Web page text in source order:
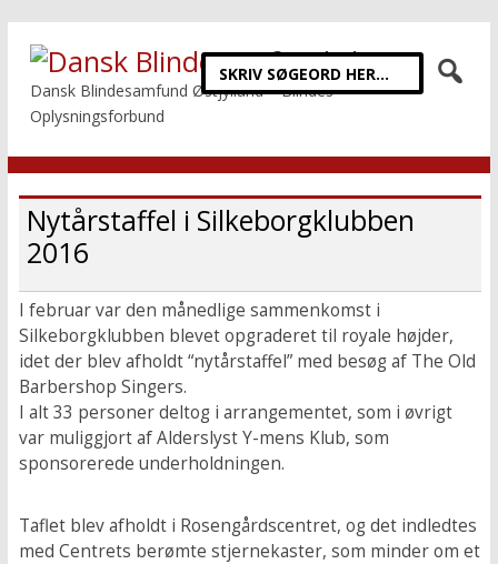
Dansk Blindesamfund Østjylland – Blindes
Oplysningsforbund
Nytårstaffel i Silkeborgklubben
2016
I februar var den månedlige sammenkomst i
Silkeborgklubben blevet opgraderet til royale højder,
idet der blev afholdt “nytårstaffel” med besøg af The Old
Barbershop Singers.
I alt 33 personer deltog i arrangementet, som i øvrigt
var muliggjort af Alderslyst Y-mens Klub, som
sponsorerede underholdningen.
Taflet blev afholdt i Rosengårdscentret, og det indledtes
med Centrets berømte stjernekaster, som minder om et